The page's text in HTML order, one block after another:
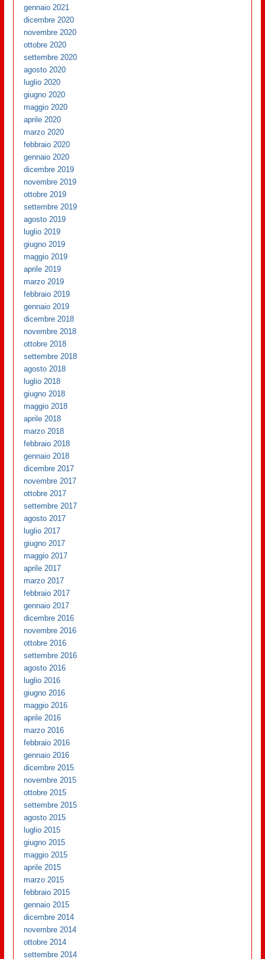
gennaio 2021
dicembre 2020
novembre 2020
ottobre 2020
settembre 2020
agosto 2020
luglio 2020
giugno 2020
maggio 2020
aprile 2020
marzo 2020
febbraio 2020
gennaio 2020
dicembre 2019
novembre 2019
ottobre 2019
settembre 2019
agosto 2019
luglio 2019
giugno 2019
maggio 2019
aprile 2019
marzo 2019
febbraio 2019
gennaio 2019
dicembre 2018
novembre 2018
ottobre 2018
settembre 2018
agosto 2018
luglio 2018
giugno 2018
maggio 2018
aprile 2018
marzo 2018
febbraio 2018
gennaio 2018
dicembre 2017
novembre 2017
ottobre 2017
settembre 2017
agosto 2017
luglio 2017
giugno 2017
maggio 2017
aprile 2017
marzo 2017
febbraio 2017
gennaio 2017
dicembre 2016
novembre 2016
ottobre 2016
settembre 2016
agosto 2016
luglio 2016
giugno 2016
maggio 2016
aprile 2016
marzo 2016
febbraio 2016
gennaio 2016
dicembre 2015
novembre 2015
ottobre 2015
settembre 2015
agosto 2015
luglio 2015
giugno 2015
maggio 2015
aprile 2015
marzo 2015
febbraio 2015
gennaio 2015
dicembre 2014
novembre 2014
ottobre 2014
settembre 2014